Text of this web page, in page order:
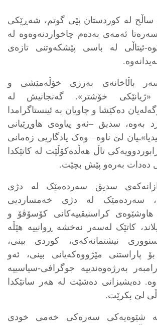
لە کوردستان پێی گوتم، شەڕێکی
سەرەتا ئەمەی بەدەم چاخواردنەوەوە لە
ئیتاڵی لە باسی پێشکەوتنی تازەی
باڵاخانەی بەرزی خۆڵەمێشی و
«ژیانێکی خۆشتر». گەنجانیش لە
دەکێشا و چاویان بە ئینستاگرامدا
بەوە، سدیق –ئەو پیاوەی هاوڕێیانی
لێ ناوە– وەک یادگاریی زەمانی
تاڵ هەڵدەکۆڵێت لە کاتێکدا
دەدات بەرەو پێش بچێت.
سدیق سەردەمێک لە دژی
سەردەمێک لە دژی خەمساردیی
کراسنیقییەکانی کۆسۆڤۆ و
کاتێک لەسەر نەخشە ڕوانییە هێڵە
نیشتمانەکەی، کوردی بینی،
پاراستنی مێژووەکەیانی بینی، ئەو
بەرژەوەندییە جوگرافی-سیاسییە
دەیشیزانی دەشێت لە هەر ساتێکدا
لێ بکرێت.
شێوەیەکی سەرەکی خەمی خودی